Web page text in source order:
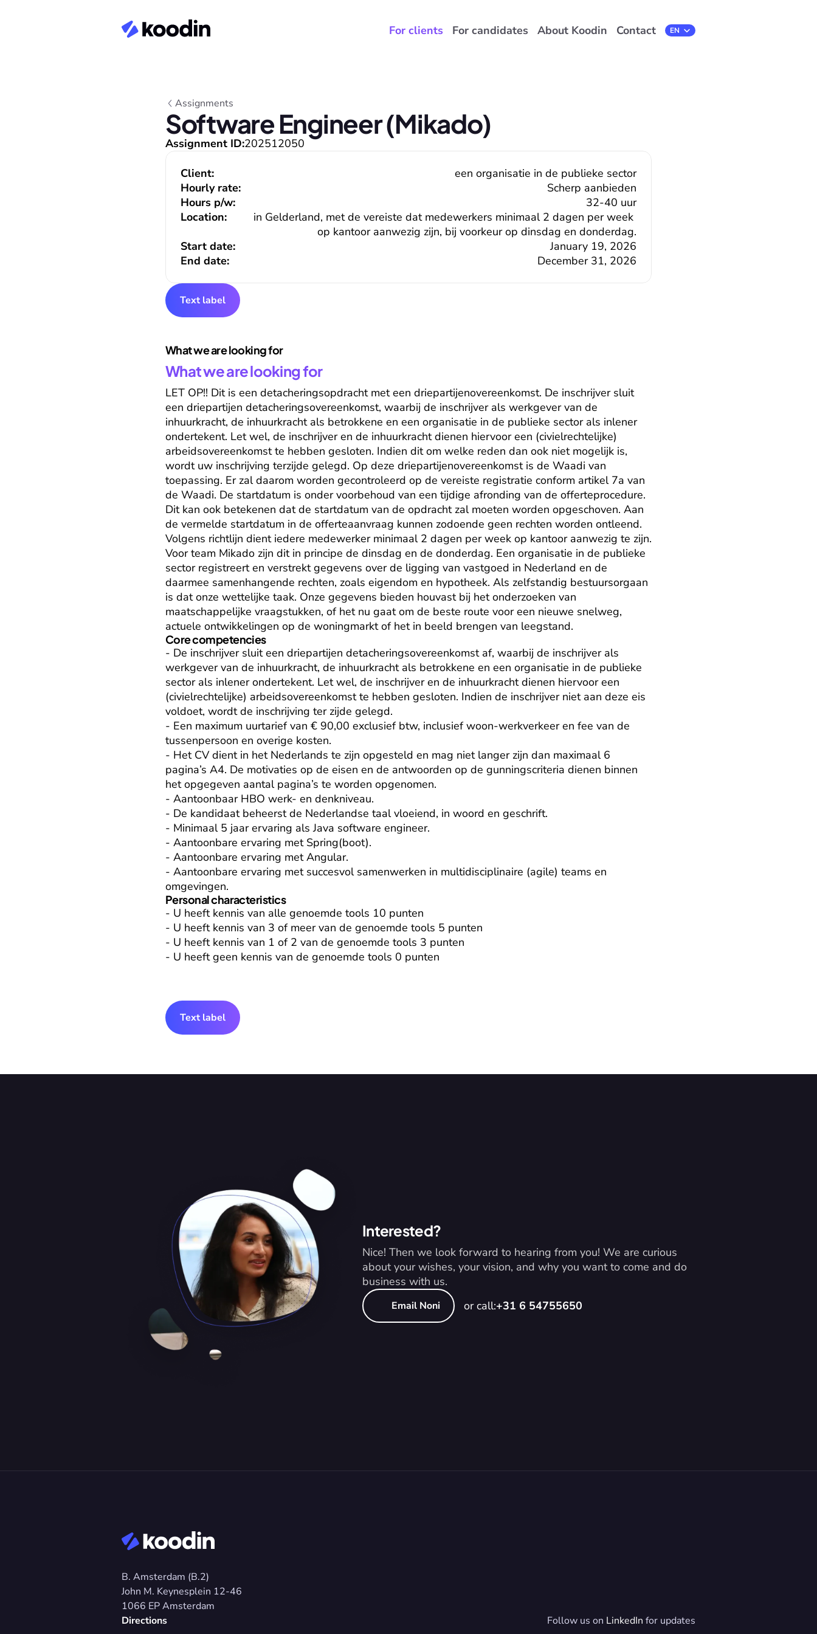
For clients For candidates About Koodin Contact Select Language
EN
Assignments
Software Engineer (Mikado)
Assignment ID:202512050
Start date:
January 19, 2026
End date:
December 31, 2026
Client:
een organisatie in de publieke sector
Hourly rate:
Scherp aanbieden
Hours p/w:
32-40 uur
Location:
in Gelderland, met de vereiste dat medewerkers minimaal 2 dagen per week
op kantoor aanwezig zijn, bij voorkeur op dinsdag en donderdag.
Text label
What we are looking for
What we are looking for
LET OP!! Dit is een detacheringsopdracht met een driepartijenovereenkomst. De inschrijver sluit
een driepartijen detacheringsovereenkomst, waarbij de inschrijver als werkgever van de
inhuurkracht, de inhuurkracht als betrokkene en een organisatie in de publieke sector als inlener
ondertekent. Let wel, de inschrijver en de inhuurkracht dienen hiervoor een (civielrechtelijke)
arbeidsovereenkomst te hebben gesloten. Indien dit om welke reden dan ook niet mogelijk is,
wordt uw inschrijving terzijde gelegd. Op deze driepartijenovereenkomst is de Waadi van
toepassing. Er zal daarom worden gecontroleerd op de vereiste registratie conform artikel 7a van
de Waadi. De startdatum is onder voorbehoud van een tijdige afronding van de offerteprocedure.
Dit kan ook betekenen dat de startdatum van de opdracht zal moeten worden opgeschoven. Aan
de vermelde startdatum in de offerteaanvraag kunnen zodoende geen rechten worden ontleend.
Volgens richtlijn dient iedere medewerker minimaal 2 dagen per week op kantoor aanwezig te zijn.
Voor team Mikado zijn dit in principe de dinsdag en de donderdag. Een organisatie in de publieke
sector registreert en verstrekt gegevens over de ligging van vastgoed in Nederland en de
daarmee samenhangende rechten, zoals eigendom en hypotheek. Als zelfstandig bestuursorgaan
is dat onze wettelijke taak. Onze gegevens bieden houvast bij het onderzoeken van
maatschappelijke vraagstukken, of het nu gaat om de beste route voor een nieuwe snelweg,
actuele ontwikkelingen op de woningmarkt of het in beeld brengen van leegstand.
Core competencies
- De inschrijver sluit een driepartijen detacheringsovereenkomst af, waarbij de inschrijver als
werkgever van de inhuurkracht, de inhuurkracht als betrokkene en een organisatie in de publieke
sector als inlener ondertekent. Let wel, de inschrijver en de inhuurkracht dienen hiervoor een
(civielrechtelijke) arbeidsovereenkomst te hebben gesloten. Indien de inschrijver niet aan deze eis
voldoet, wordt de inschrijving ter zijde gelegd.
- Een maximum uurtarief van € 90,00 exclusief btw, inclusief woon-werkverkeer en fee van de
tussenpersoon en overige kosten.
- Het CV dient in het Nederlands te zijn opgesteld en mag niet langer zijn dan maximaal 6
pagina’s A4. De motivaties op de eisen en de antwoorden op de gunningscriteria dienen binnen
het opgegeven aantal pagina’s te worden opgenomen.
- Aantoonbaar HBO werk- en denkniveau.
- De kandidaat beheerst de Nederlandse taal vloeiend, in woord en geschrift.
- Minimaal 5 jaar ervaring als Java software engineer.
- Aantoonbare ervaring met Spring(boot).
- Aantoonbare ervaring met Angular.
- Aantoonbare ervaring met succesvol samenwerken in multidisciplinaire (agile) teams en
omgevingen.
Personal characteristics
- U heeft kennis van alle genoemde tools 10 punten
- U heeft kennis van 3 of meer van de genoemde tools 5 punten
- U heeft kennis van 1 of 2 van de genoemde tools 3 punten
- U heeft geen kennis van de genoemde tools 0 punten
Text label
Interested?
Nice! Then we look forward to hearing from you! We are curious
about your wishes, your vision, and why you want to come and do
business with us.
Email Noni or call:+31 6 54755650
B. Amsterdam (B.2)
John M. Keynesplein 12-46
1066 EP Amsterdam
Directions
Follow us on LinkedIn for updates